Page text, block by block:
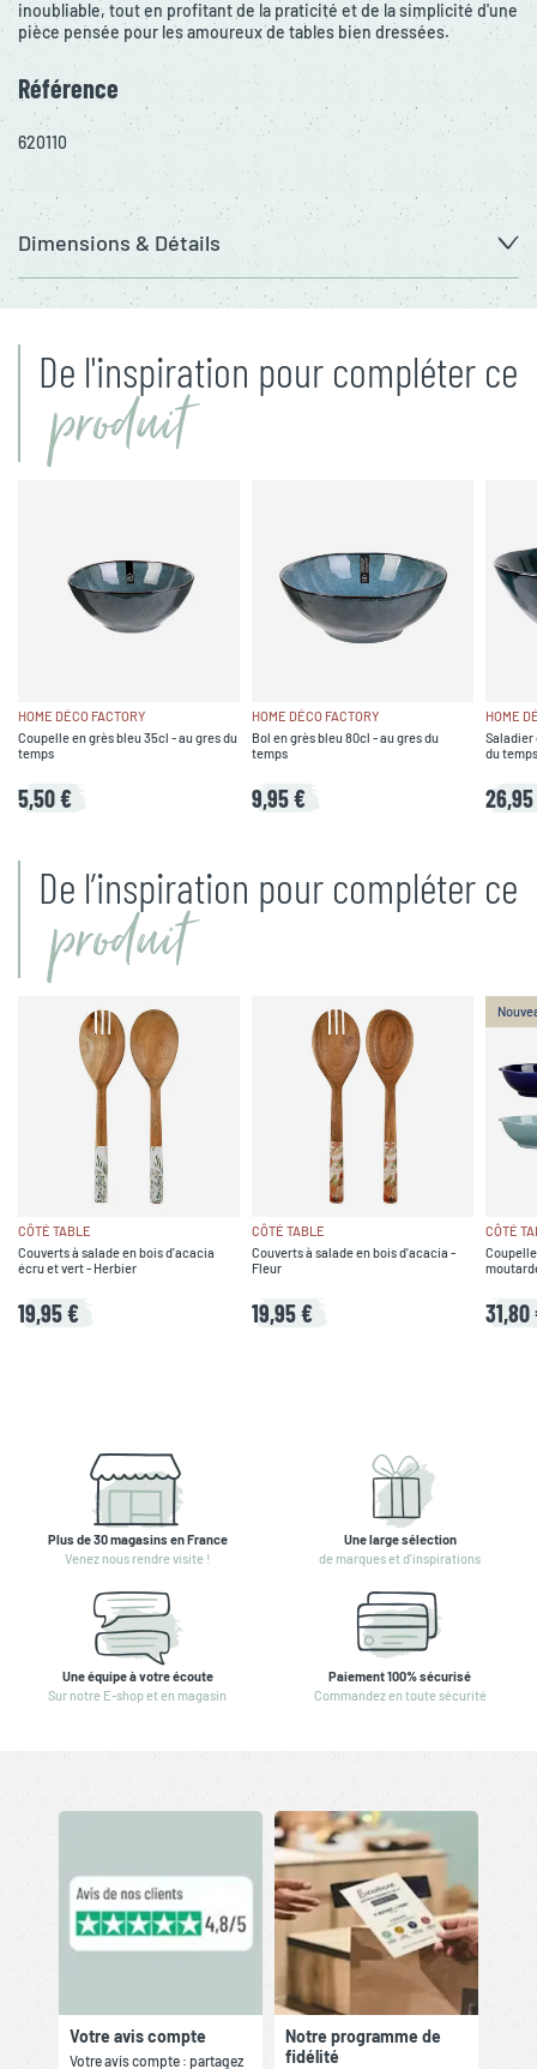
inoubliable, tout en profitant de la praticité et de la simplicité d'une
pièce pensée pour les amoureux de tables bien dressées.
Référence
620110
Dimensions & Détails
De l'inspiration pour compléter ce
produit
HOME DÉCO FACTORY
Coupelle en grès bleu 35cl - au gres du
temps
5,50 €
HOME DÉCO FACTORY
Bol en grès bleu 80cl - au gres du
temps
9,95 €
HOME
Saladier
du temps
De l’inspiration pour compléter ce
produit
CÔTÉ TABLE
Couverts à salade en bois d'acacia
écru et vert - Herbier
19,95 €
CÔTÉ TABLE
Couverts à salade en bois d'acacia -
Fleur
19,95 €
CÔTÉ
31,80
Plus de 30 magasins en France
Venez nous rendre visite !
Une large sélection
de marques et d'inspirations
Une équipe à votre écoute
Sur notre E-shop et en magasin
Paiement 100% sécurisé
Commandez en toute sécurité
Votre avis compte
Votre avis compte : partagez
Notre programme de
fidélité